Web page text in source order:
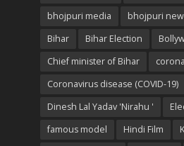
bhojpuri media
bhojpuri
Bihar
Bihar Election
Chief minister of Bihar
Coronavirus disease (COVID-19)
Dinesh Lal Yadav 'Nirahu '
famous model
Hindi Film